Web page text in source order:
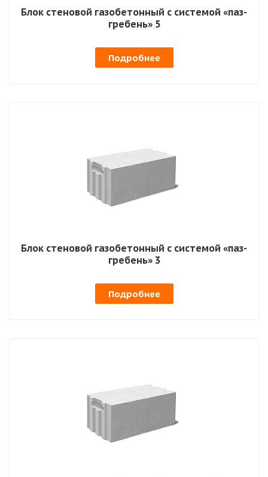
Блок стеновой газобетонный с системой «паз-
гребень» 5
Подробнее
Блок стеновой газобетонный с системой «паз-
гребень» 3
Подробнее